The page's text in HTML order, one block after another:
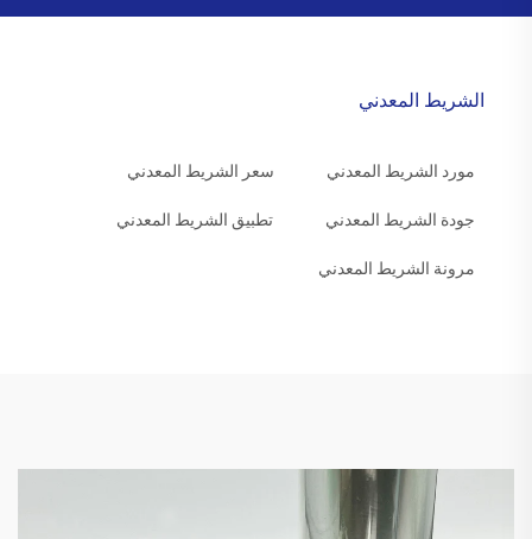
الشريط المعدني
مورد الشريط المعدني سعر الشريط المعدني
جودة الشريط المعدني تطبيق الشريط المعدني
مرونة الشريط المعدني